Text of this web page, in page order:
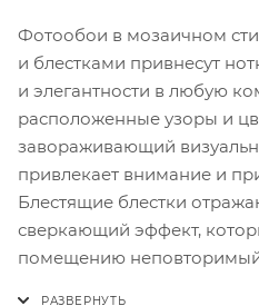
Фотообои в мозаичном
и блестками привнесут
и элегантности в любую
расположенные узоры и
завораживающий
привлекает внимание и
Блестящие блестки
сверкающий эффект,
помещению